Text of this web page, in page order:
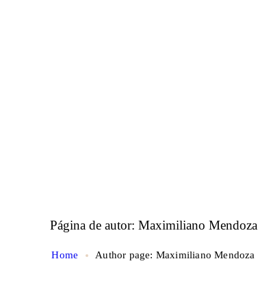
Página de autor: Maximiliano Mendoza
Home Author page: Maximiliano Mendoza